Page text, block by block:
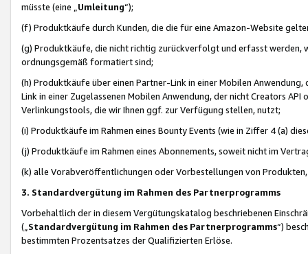
müsste (eine „ Umleitung“);
(f) Produktkäufe durch Kunden, die die für eine Amazon-Website
(g) Produktkäufe, die nicht richtig zurückverfolgt und erfasst werden,
ordnungsgemäß formatiert sind;
(h) Produktkäufe über einen Partner-Link in einer Mobilen
Link in einer Zugelassenen Mobilen Anwendung, der nicht Creators
Verlinkungstools, die wir Ihnen ggf. zur Verfügung stellen, nutzt;
(i) Produktkäufe im Rahmen eines Bounty Events (wie in Ziffer 4 (a)
(j) Produktkäufe im Rahmen eines Abonnements, soweit nicht im
(k) alle Vorabveröffentlichungen oder Vorbestellungen von
3. Standardvergütung im Rahmen des Partnerprogramms
Vorbehaltlich der in diesem Vergütungskatalog beschriebenen
(„ Standardvergütung im Rahmen des Partnerprogramms“)
bestimmten Prozentsatzes der Qualifizierten Erlöse.